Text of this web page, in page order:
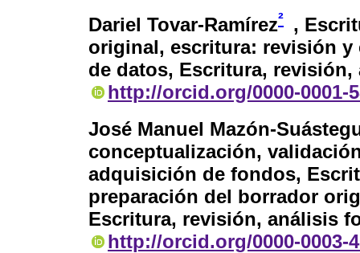
Dariel Tovar-Ramírez² ,
original, escritura: revisión
de datos, Escritura,
http://orcid.org/0000-0001-
José Manuel Mazón-
conceptualización,
adquisición de fondos,
preparación del borrador
Escritura, revisión, análisis
http://orcid.org/0000-0003-